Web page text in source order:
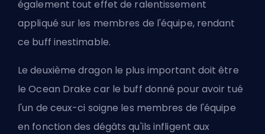
également tout effet de ralentissement
appliqué sur les membres de l'équipe, rendant
ce buff inestimable.
Le deuxième dragon le plus important doit être
le Ocean Drake car le buff donné pour avoir tué
l'un de ceux-ci soigne les membres de l'équipe
en fonction des dégâts qu'ils infligent aux